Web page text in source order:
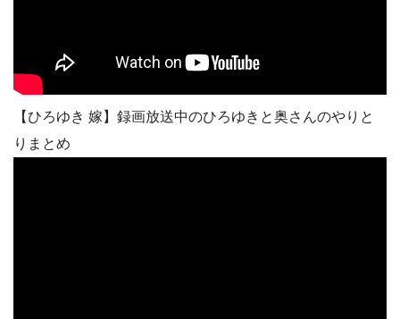
【ひろゆき 嫁】録画放送中のひろゆきと奥さんのやりと
りまとめ